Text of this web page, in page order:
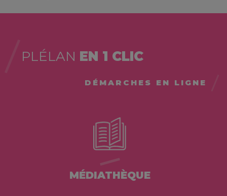
PLÉLAN EN 1 CLIC
DÉMARCHES EN LIGNE
MÉDIATHÈQUE